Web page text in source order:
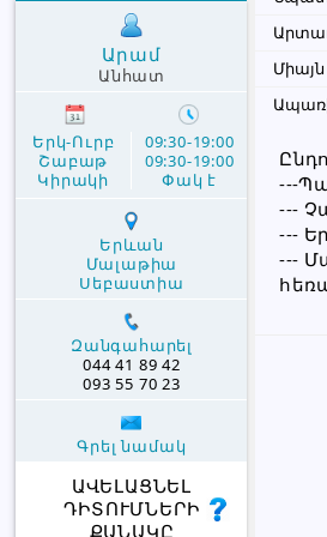
---
---
---
---
Արամ
Անհատ
Երկ-Ուրբ
Շաբաթ
Կիրակի
09:30-19:00
09:30-19:00
Փակ է
Երևան
Մալաթիա
Սեբաստիա
Զանգահարել
044 41 89 42
093 55 70 23
Գրել նամակ
ԱՎԵԼԱՑՆԵԼ
ԴԻՏՈՒՄՆԵՐԻ
ՔԱՆԱԿԸ